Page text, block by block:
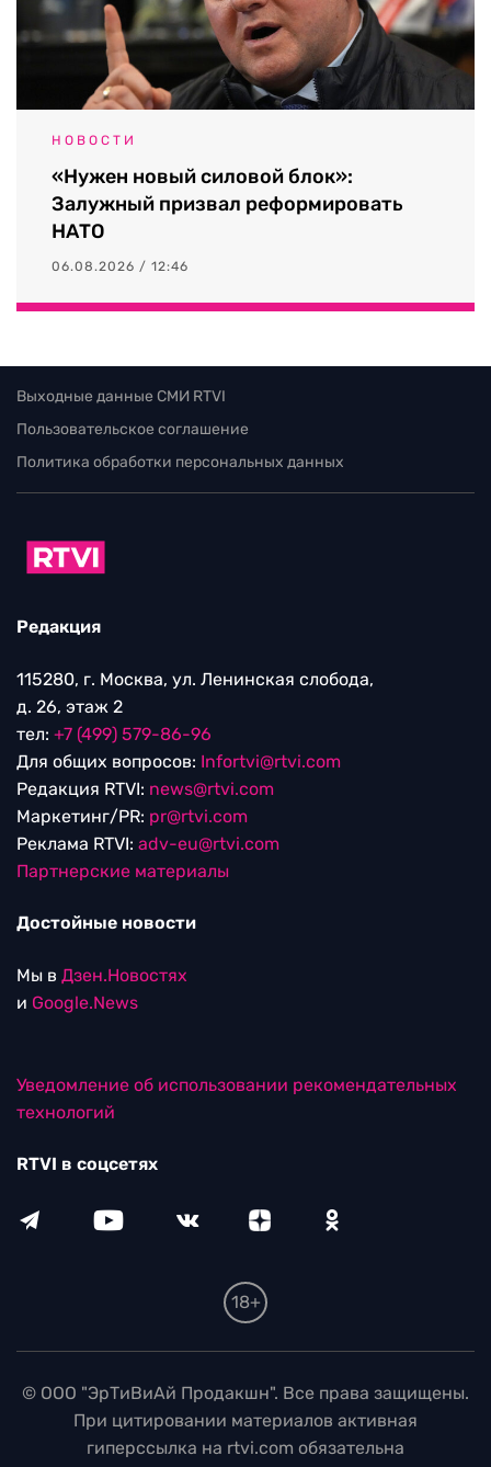
НОВОСТИ
«Нужен новый силовой блок»:
Залужный призвал реформировать
НАТО
06.08.2026 / 12:46
Выходные данные СМИ RTVI
Пользовательское соглашение
Политика обработки персональных данных
Редакция
115280, г. Москва, ул. Ленинская слобода,
д. 26, этаж 2
тел: +7 (499) 579-86-96
Для общих вопросов: Infortvi@rtvi.com
Редакция RTVI: news@rtvi.com
Маркетинг/PR: pr@rtvi.com
Реклама RTVI: adv-eu@rtvi.com
Партнерские материалы
Достойные новости
Мы в Дзен.Новостях
и Google.News
Уведомление об использовании рекомендательных
технологий
RTVI в соцсетях
18+
© ООО "ЭрТиВиАй Продакшн". Все права защищены.
При цитировании материалов активная
гиперссылка на rtvi.com обязательна